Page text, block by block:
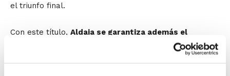
el triunfo final.
Con este título, Aldaia se garantiza además el
para la próxima temporada.
, del Guillén Group Alginet, ha recibido